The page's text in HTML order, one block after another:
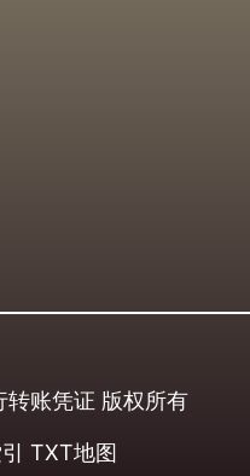
转账凭证 版权所有
TXT地图